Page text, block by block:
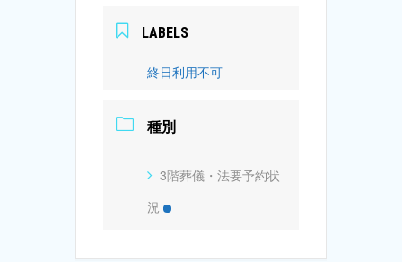
LABELS
終日利用不可
種別
3階葬儀・法要予約状
況